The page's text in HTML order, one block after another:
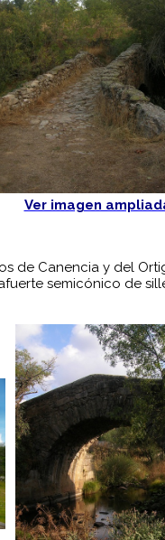
Ver imagen
de Canencia y del
semicónico de